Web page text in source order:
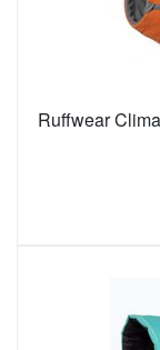
Ruffwear